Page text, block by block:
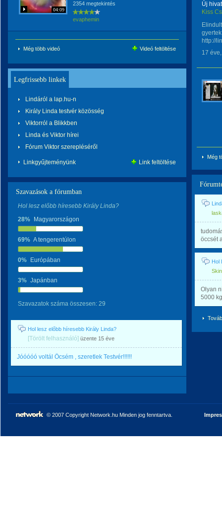
04:09
2354 megtekintés
evaphemin
Még több videó Videó feltöltése
Legfrissebb linkek
Lindáról a lap.hu-n
Király Linda testvér közösség
Viktorról a Blikkben
Linda és Viktor hírei
Fórum Viktor szerepléséről
Linkgyűjteményünk Link feltöltése
Szavazások a fórumban
Hol lesz előbb híresebb Király Linda?
28%
Magyarországon
69% A tengerentúlon
0% Európában
3% Japánban
Szavazatok száma összesen: 29
Hol lesz előbb híresebb Király Linda?
[Törölt felhasználó] üzente 15 éve
Jóóóóó voltál Öcsém , szeretlek Testvér!!!!!!
Új
Kiss
http://
17
Még
öccsét
Hol
Olyan
5000
© 2007 Copyright Network.hu Minden jog fenntartva.